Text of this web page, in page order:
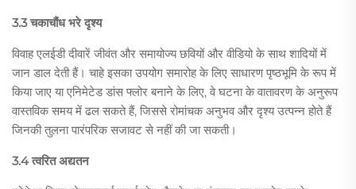
3.3 चकाचौंध भरे दृश्य
विवाह एलईडी दीवारें जीवंत और समायोज्य छवियों और वीडियो के साथ शादियों में
जान डाल देती हैं। चाहे इसका उपयोग समारोह के लिए साधारण पृष्ठभूमि के रूप में
किया जाए या एनिमेटेड डांस फ्लोर बनाने के लिए, वे घटना के वातावरण के अनुरूप
वास्तविक समय में ढल सकते हैं, जिससे रोमांचक अनुभव और दृश्य उत्पन्न होते हैं
जिनकी तुलना पारंपरिक सजावट से नहीं की जा सकती।
3.4 त्वरित अद्यतन